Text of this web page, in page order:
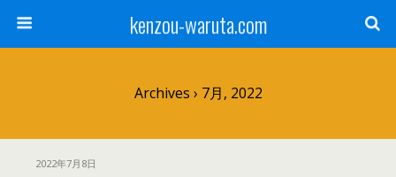
kenzou-waruta.com
Archives › 7月, 2022
2022年7月8日